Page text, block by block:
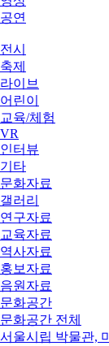
공연
전시
축제
라이브
어린이
교육/체험
VR
인터뷰
기타
문화자료
갤러리
연구자료
교육자료
역사자료
홍보자료
음원자료
문화공간
문화공간 전체
서울시립 박물관,